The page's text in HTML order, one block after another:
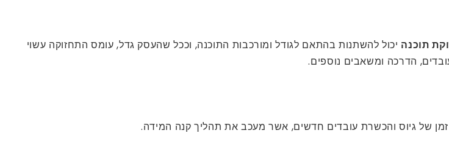
תוכנה יכול להשתנות בהתאם לגודל ומורכבות התוכנה, וככל שהעסק גדל, עומס התחזוקה עשוי
הדרכה ומשאבים נוספים.
זמן של גיוס והכשרת עובדים חדשים, אשר מעכב את תהליך קנה המידה.